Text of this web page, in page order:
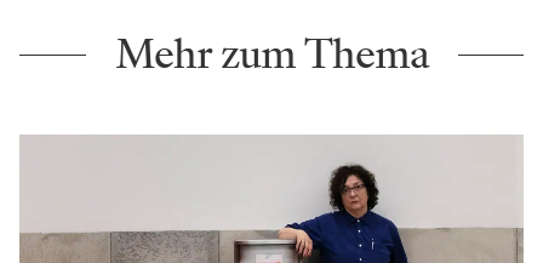
Mehr zum Thema